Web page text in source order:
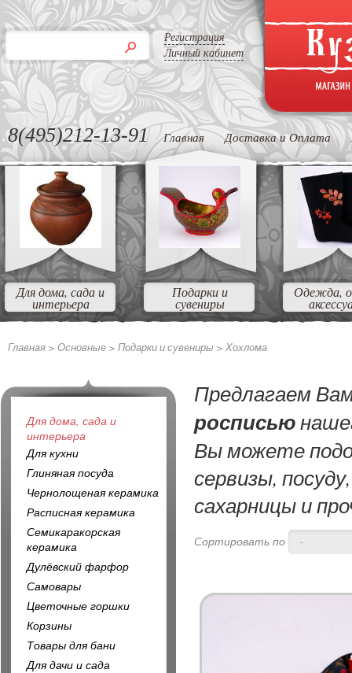
Регистрация
Личный кабинет
8(495)212-13-91 Главная Доставка и Оплата
Для дома, сада и
интерьера
Подарки и
сувениры
Одежда,
Главная > Основные > Подарки и сувениры > Хохлома
Предлагаем
росписью
Вы можете
сервизы,
сахарницы и
Сортировать по -
Для дома, сада и
интерьера
Для кухни
Глиняная посуда
Чернолощеная керамика
Расписная керамика
Семикаракорская
керамика
Дулёвский фарфор
Самовары
Цветочные горшки
Корзины
Товары для бани
Для дачи и сада